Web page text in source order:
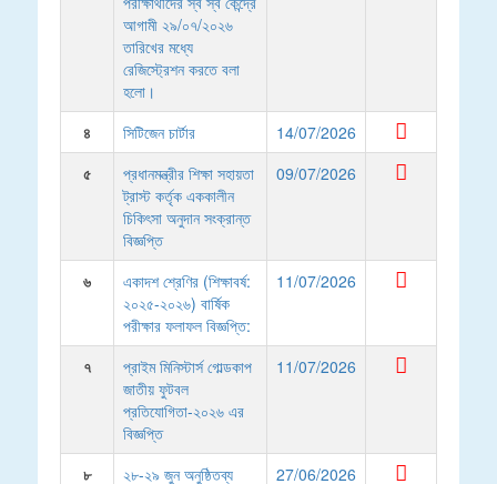
আগামী ২৯/০৭/২০২৬
তারিখের মধ্যে
রেজিস্ট্রেশন করতে বলা
হলো।
৪ সিটিজেন চার্টার
14/07/2026
৫
প্রধানমন্ত্রীর শিক্ষা সহায়তা
ট্রাস্ট কর্তৃক এককালীন
চিকিৎসা অনুদান সংক্রান্ত
বিজ্ঞপ্তি
09/07/2026
৬
একাদশ শ্রেণির (শিক্ষাবর্ষ:
২০২৫-২০২৬) বার্ষিক
পরীক্ষার ফলাফল বিজ্ঞপ্তি:
11/07/2026
৭
প্রাইম মিনিস্টার্স গোল্ডকাপ
জাতীয় ফুটবল
প্রতিযোগিতা-২০২৬ এর
বিজ্ঞপ্তি
11/07/2026
৮
২৮-২৯ জুন অনুষ্ঠিতব্য
27/06/2026